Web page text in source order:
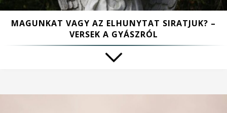
MAGUNKAT VAGY AZ ELHUNYTAT SIRATJUK? –
VERSEK A GYÁSZRÓL